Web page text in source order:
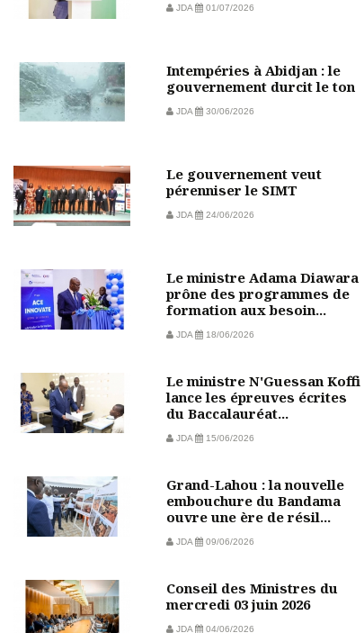
JDA 01/07/2026
Intempéries à Abidjan : le
gouvernement durcit le ton
JDA 30/06/2026
Le gouvernement veut
pérenniser le SIMT
JDA 24/06/2026
Le ministre Adama Diawara
prône des programmes de
formation aux besoin...
JDA 18/06/2026
Le ministre N'Guessan Koffi
lance les épreuves écrites
du Baccalauréat...
JDA 15/06/2026
Grand-Lahou : la nouvelle
embouchure du Bandama
ouvre une ère de résil...
JDA 09/06/2026
Conseil des Ministres du
mercredi 03 juin 2026
JDA 04/06/2026